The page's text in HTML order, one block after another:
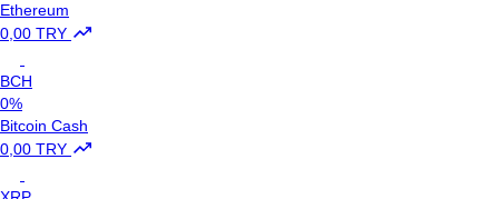
Ethereum
0,00 TRY
BCH
0%
Bitcoin Cash
0,00 TRY